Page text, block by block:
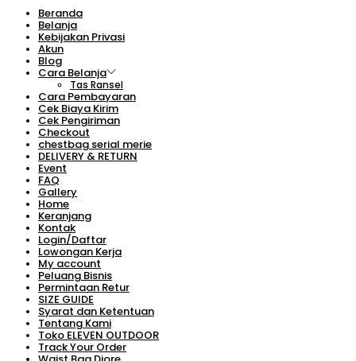
Beranda
Belanja
Kebijakan Privasi
Akun
Blog
Cara Belanja
Tas Ransel
Cara Pembayaran
Cek Biaya Kirim
Cek Pengiriman
Checkout
chestbag serial merie
DELIVERY & RETURN
Event
FAQ
Gallery
Home
Keranjang
Kontak
Login/Daftar
Lowongan Kerja
My account
Peluang Bisnis
Permintaan Retur
SIZE GUIDE
Syarat dan Ketentuan
Tentang Kami
Toko ELEVEN OUTDOOR
Track Your Order